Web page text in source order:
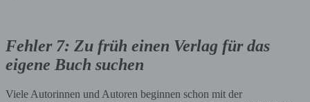
Fehler 7: Zu früh einen Verlag für das
eigene Buch suchen
Viele Autorinnen und Autoren beginnen schon mit der